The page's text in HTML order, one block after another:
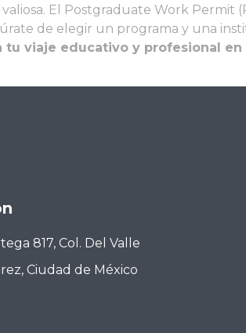
El Postgraduate Work Permit
de elegir un programa y una
tu viaje educativo y profesional en
817, Col. Del Valle
Ciudad de México